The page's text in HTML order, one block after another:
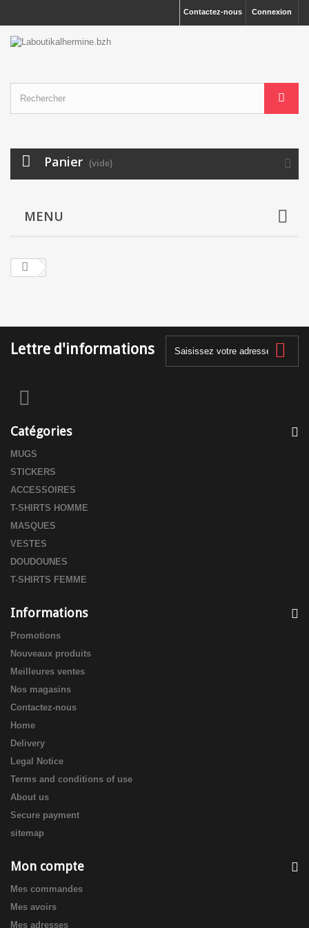
Connexion
Contactez-nous
Panier (vide)
MENU
Lettre d'informations
Catégories
MUGS
STICKERS
ACCESSOIRES
T-SHIRTS HOMME
MASQUES
VESTES
DOUDOUNES
T-SHIRTS FEMME
Informations
Promotions
Nouveaux produits
Meilleures ventes
Nos magasins
Contactez-nous
Home
Delivery
Legal Notice
Terms and conditions of use
About us
Secure payment
sitemap
Mon compte
Mes commandes
Mes avoirs
Mes adresses